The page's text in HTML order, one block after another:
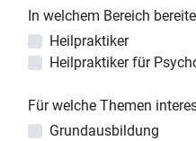
In welchem Bereich
Heilpraktiker
Heilpraktiker für
Für welche Themen
Grundausbildung